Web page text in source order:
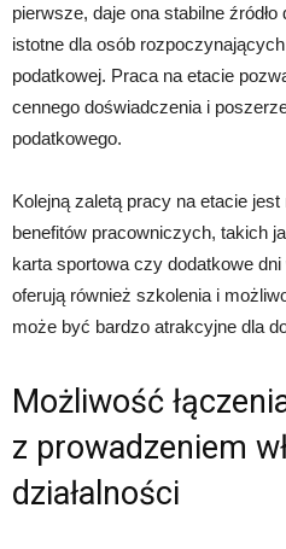
pierwsze, daje ona stabilne
istotne dla osób
podatkowej. Praca na etacie
cennego doświadczenia i
podatkowego.
Kolejną zaletą pracy na etacie
benefitów pracowniczych, takich
karta sportowa czy dodatkowe
oferują również szkolenia i
może być bardzo atrakcyjne dla
Możliwość
z prowadzeniem
działalności